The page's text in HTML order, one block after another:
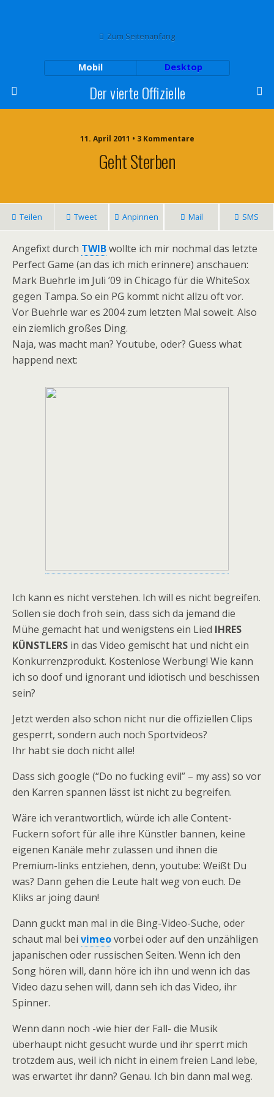
Zum Seitenanfang
Mobil Desktop
Der vierte Offizielle
11. April 2011 • 3 Kommentare
Geht Sterben
Teilen Tweet Anpinnen Mail SMS
Angefixt durch TWIBwollte ich mir nochmal das letzte
Perfect Game (an das ich mich erinnere) anschauen:
Mark Buehrle im Juli ’09 in Chicago für die WhiteSox
gegen Tampa. So ein PG kommt nicht allzu oft vor.
Vor Buehrle war es 2004 zum letzten Mal soweit. Also
ein ziemlich großes Ding.
Naja, was macht man? Youtube, oder? Guess what
happend next:
Ich kann es nicht verstehen. Ich will es nicht begreifen.
Sollen sie doch froh sein, dass sich da jemand die
Mühe gemacht hat und wenigstens ein Lied IHRES
KÜNSTLERS in das Video gemischt hat und nicht ein
Konkurrenzprodukt. Kostenlose Werbung! Wie kann
ich so doof und ignorant und idiotisch und beschissen
sein?
Jetzt werden also schon nicht nur die offiziellen Clips
gesperrt, sondern auch noch Sportvideos?
Ihr habt sie doch nicht alle!
Dass sich google (“Do no fucking evil” – my ass) so vor
den Karren spannen lässt ist nicht zu begreifen.
Wäre ich verantwortlich, würde ich alle Content-
Fuckern sofort für alle ihre Künstler bannen, keine
eigenen Kanäle mehr zulassen und ihnen die
Premium-links entziehen, denn, youtube: Weißt Du
was? Dann gehen die Leute halt weg von euch. De
Kliks ar joing daun!
Dann guckt man mal in die Bing-Video-Suche, oder
schaut mal bei vimeovorbei oder auf den unzähligen
japanischen oder russischen Seiten. Wenn ich den
Song hören will, dann höre ich ihn und wenn ich das
Video dazu sehen will, dann seh ich das Video, ihr
Spinner.
Wenn dann noch -wie hier der Fall- die Musik
überhaupt nicht gesucht wurde und ihr sperrt mich
trotzdem aus, weil ich nicht in einem freien Land lebe,
was erwartet ihr dann? Genau. Ich bin dann mal weg.